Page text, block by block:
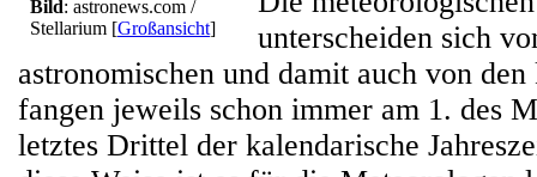
Bild: astronews.com /
Stellarium [Großansicht]
unterscheiden sich
astronomischen und damit auch von
fangen jeweils schon immer am 1. des
letztes Drittel der kalendarische